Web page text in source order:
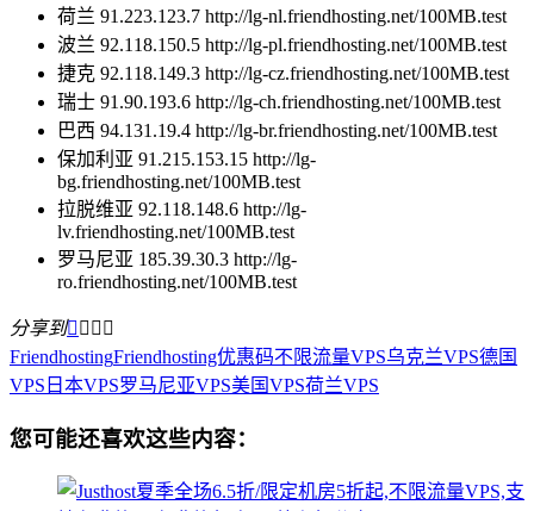
荷兰 91.223.123.7 http://lg-nl.friendhosting.net/100MB.test
波兰 92.118.150.5 http://lg-pl.friendhosting.net/100MB.test
捷克 92.118.149.3 http://lg-cz.friendhosting.net/100MB.test
瑞士 91.90.193.6 http://lg-ch.friendhosting.net/100MB.test
巴西 94.131.19.4 http://lg-br.friendhosting.net/100MB.test
保加利亚 91.215.153.15 http://lg-
bg.friendhosting.net/100MB.test
拉脱维亚 92.118.148.6 http://lg-
lv.friendhosting.net/100MB.test
罗马尼亚 185.39.30.3 http://lg-
ro.friendhosting.net/100MB.test
分享到   
FriendhostingFriendhosting优惠码不限流量VPS乌克兰VPS德国
VPS 日本VPS罗马尼亚VPS美国VPS荷兰VPS
您可能还喜欢这些内容：